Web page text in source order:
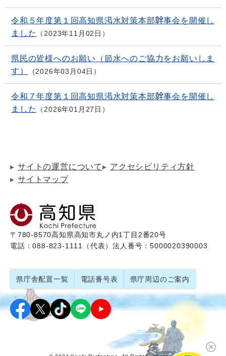
令和５年度第１回高知県渇水対策本部幹事会を開催し
ました
2023年11月02日
県民の皆様へのお願い（節水へのご協力をお願いしま
す）
2026年03月04日
令和７年度第１回高知県渇水対策本部幹事会を開催し
ました
2026年01月27日
サイトの運営について
アクセシビリティ方針
サイトマップ
〒780-8570高知県高知市丸ノ内1丁目2番20号
電話：088-823-1111（代表）法人番号：5000020390003
県庁舎配置一覧 電話番号表 県庁周辺のご案内